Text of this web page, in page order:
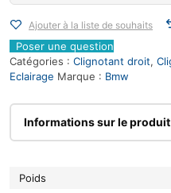
Ajouter à la liste de souhaits
Poser une question
Catégories : Clignotant droit,
Eclairage Marque : Bmw
Informations sur le produit
Poids